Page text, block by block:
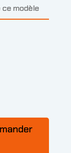
modèle